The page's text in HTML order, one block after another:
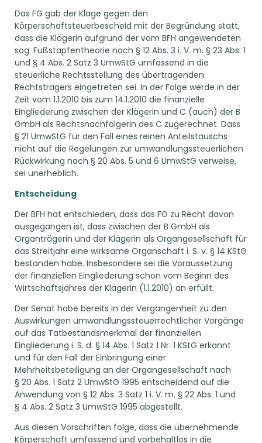
Das FG gab der Klage gegen den
Körperschaftsteuerbescheid mit der Begründung statt,
dass die Klägerin aufgrund der vom BFH angewendeten
sog. Fußstapfentheorie nach § 12 Abs. 3 i. V. m. § 23 Abs. 1
und § 4 Abs. 2 Satz 3 UmwStG umfassend in die
steuerliche Rechtsstellung des übertragenden
Rechtsträgers eingetreten sei. In der Folge werde in der
Zeit vom 1.1.2010 bis zum 14.1.2010 die finanzielle
Eingliederung zwischen der Klägerin und C (auch) der B
GmbH als Rechtsnachfolgerin des C zugerechnet. Dass
§ 21 UmwStG für den Fall eines reinen Anteilstauschs
nicht auf die Regelungen zur umwandlungssteuerlichen
Rückwirkung nach § 20 Abs. 5 und 6 UmwStG verweise,
sei unerheblich.
Entscheidung
Der BFH hat entschieden, dass das FG zu Recht davon
ausgegangen ist, dass zwischen der B GmbH als
Organträgerin und der Klägerin als Organgesellschaft für
das Streitjahr eine wirksame Organschaft i. S. v. § 14 KStG
bestanden habe. Insbesondere sei die Voraussetzung
der finanziellen Eingliederung schon vom Beginn des
Wirtschaftsjahres der Klägerin (1.1.2010) an erfüllt.
Der Senat habe bereits in der Vergangenheit zu den
Auswirkungen umwandlungssteuerrechtlicher Vorgänge
auf das Tatbestandsmerkmal der finanziellen
Eingliederung i. S. d. § 14 Abs. 1 Satz 1 Nr. 1 KStG erkannt
und für den Fall der Einbringung einer
Mehrheitsbeteiligung an der Organgesellschaft nach
§ 20 Abs. 1 Satz 2 UmwStG 1995 entscheidend auf die
Anwendung von § 12 Abs. 3 Satz 1 i. V. m. § 22 Abs. 1 und
§ 4 Abs. 2 Satz 3 UmwStG 1995 abgestellt.
Aus diesen Vorschriften folge, dass die übernehmende
Körperschaft umfassend und vorbehaltlos in die